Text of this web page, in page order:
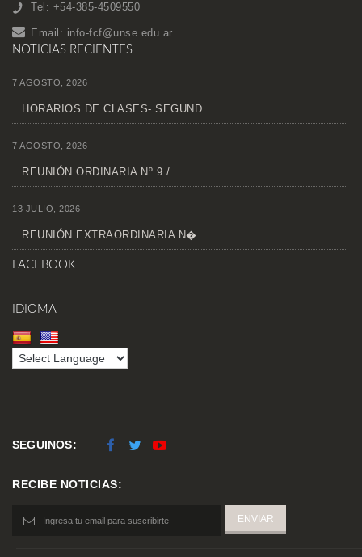
Tel: +54-385-4509550
Email: info-fcf@unse.edu.ar
NOTICIAS RECIENTES
7 AGOSTO, 2026
HORARIOS DE CLASES- SEGUND...
7 AGOSTO, 2026
REUNIÓN ORDINARIA Nº 9 /...
13 JULIO, 2026
REUNIÓN EXTRAORDINARIA N�...
FACEBOOK
IDIOMA
SEGUINOS:
RECIBE NOTICIAS: